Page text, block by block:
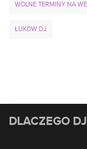
WOLNE TERMINY NA
ŁUKÓW DJ
DLACZEGO